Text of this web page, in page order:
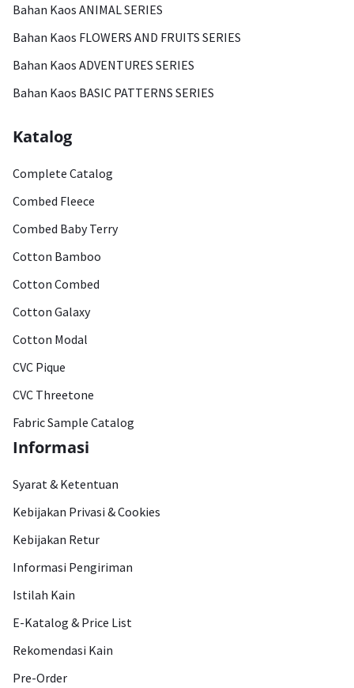
Bahan Kaos ANIMAL SERIES
Bahan Kaos FLOWERS AND FRUITS SERIES
Bahan Kaos ADVENTURES SERIES
Bahan Kaos BASIC PATTERNS SERIES
Katalog
Complete Catalog
Combed Fleece
Combed Baby Terry
Cotton Bamboo
Cotton Combed
Cotton Galaxy
Cotton Modal
CVC Pique
CVC Threetone
Fabric Sample Catalog
Informasi
Syarat & Ketentuan
Kebijakan Privasi & Cookies
Kebijakan Retur
Informasi Pengiriman
Istilah Kain
E-Katalog & Price List
Rekomendasi Kain
Pre-Order